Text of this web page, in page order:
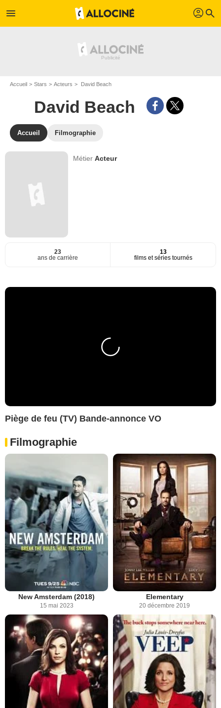
menu profil search
Accueil Stars Acteurs David Beach
David Beach
Accueil Filmographie
MétierActeur
23
ans de carrière
13
films et séries tournés
Piège de feu (TV) Bande-annonce VO
Filmographie
New Amsterdam (2018)
15 mai 2023
Elementary
20 décembre 2019